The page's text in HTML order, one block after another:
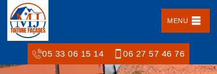
MENU
05 33 06 15 14 06 27 57 46 76